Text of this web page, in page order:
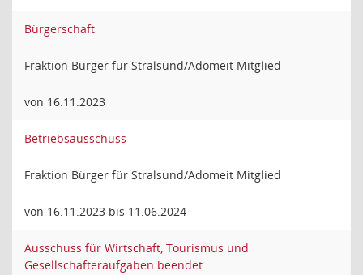
Bürgerschaft
Fraktion Bürger für Stralsund/Adomeit Mitglied
von 16.11.2023
Betriebsausschuss
Fraktion Bürger für Stralsund/Adomeit Mitglied
von 16.11.2023 bis 11.06.2024
Ausschuss für Wirtschaft, Tourismus und
Gesellschafteraufgaben beendet